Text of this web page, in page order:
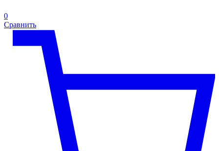
0
Сравнить